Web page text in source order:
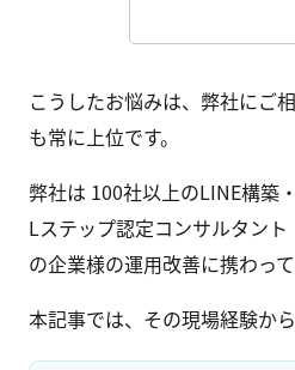
こうしたお悩みは、弊社にご
も常に上位です。
弊社は 100社以上のLINE構築
Lステップ認定コンサルタント
の企業様の運用改善に携わって
本記事では、その現場経験か